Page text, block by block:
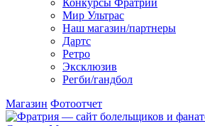
Конкурсы Фратрии
Мир Ультрас
Наш магазин/партнеры
Дартс
Ретро
Эксклюзив
Регби/гандбол
Магазин Фотоотчет